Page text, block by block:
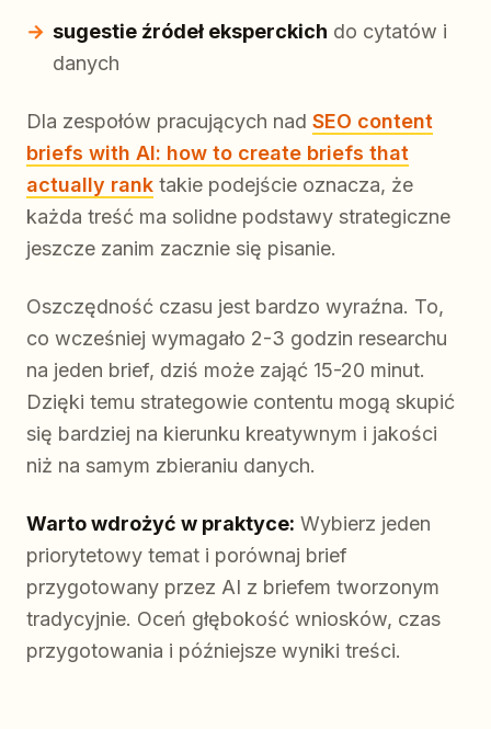
sugestie źródeł eksperckich do cytatów i
danych
Dla zespołów pracujących nad SEO content
briefs with AI: how to create briefs that
actually rank takie podejście oznacza, że
każda treść ma solidne podstawy strategiczne
jeszcze zanim zacznie się pisanie.
Oszczędność czasu jest bardzo wyraźna. To,
co wcześniej wymagało 2-3 godzin researchu
na jeden brief, dziś może zająć 15-20 minut.
Dzięki temu strategowie contentu mogą skupić
się bardziej na kierunku kreatywnym i jakości
niż na samym zbieraniu danych.
Warto wdrożyć w praktyce: Wybierz jeden
priorytetowy temat i porównaj brief
przygotowany przez AI z briefem tworzonym
tradycyjnie. Oceń głębokość wniosków, czas
przygotowania i późniejsze wyniki treści.